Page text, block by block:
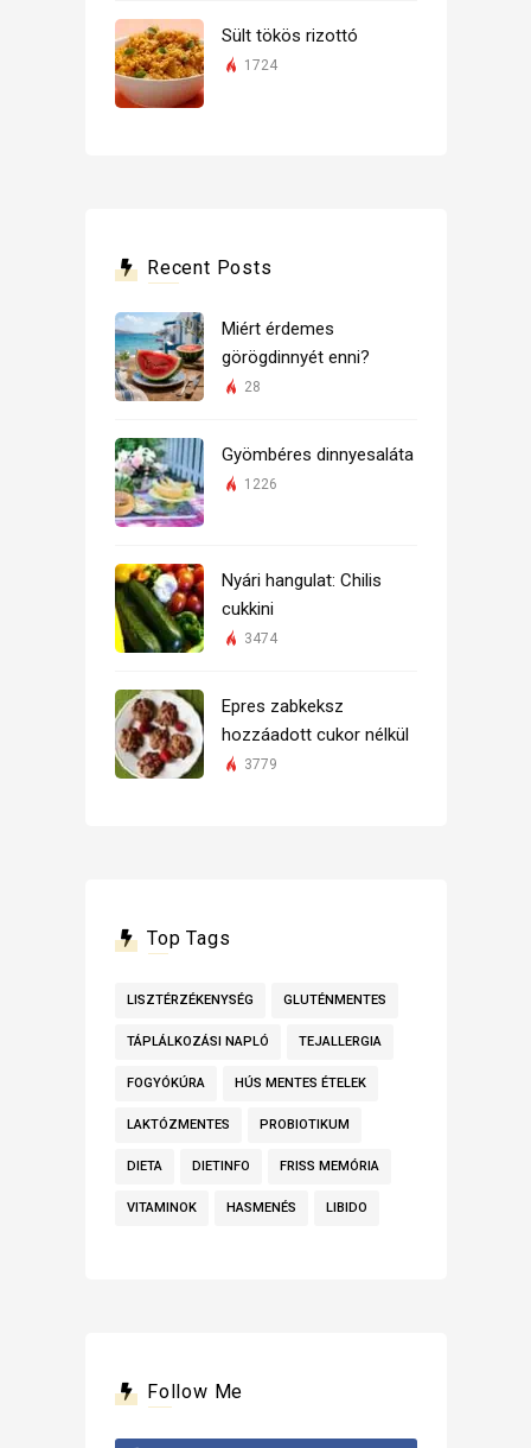
Sült tökös rizottó
1724
Recent Posts
Miért érdemes
görögdinnyét enni?
28
Gyömbéres dinnyesaláta
1226
Nyári hangulat: Chilis
cukkini
3474
Epres zabkeksz
hozzáadott cukor nélkül
3779
Top Tags
LISZTÉRZÉKENYSÉG GLUTÉNMENTES
TÁPLÁLKOZÁSI NAPLÓ TEJALLERGIA
FOGYÓKÚRA HÚS MENTES ÉTELEK
LAKTÓZMENTES PROBIOTIKUM
DIETA DIETINFO FRISS MEMÓRIA
VITAMINOK HASMENÉS LIBIDO
Follow Me